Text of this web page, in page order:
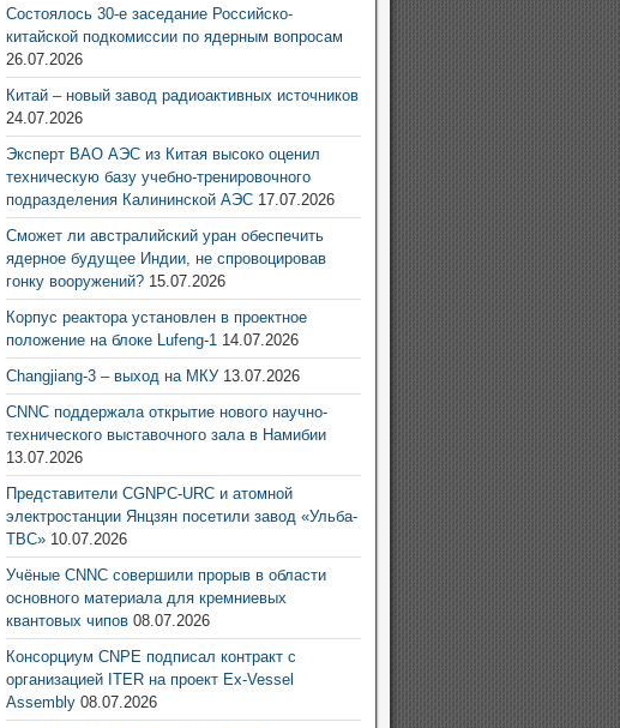
Состоялось 30-е заседание Российско-
китайской подкомиссии по ядерным вопросам
26.07.2026
Китай – новый завод радиоактивных источников
24.07.2026
Эксперт ВАО АЭС из Китая высоко оценил
техническую базу учебно-тренировочного
подразделения Калининской АЭС 17.07.2026
Сможет ли австралийский уран обеспечить
ядерное будущее Индии, не спровоцировав
гонку вооружений? 15.07.2026
Корпус реактора установлен в проектное
положение на блоке Lufeng-1 14.07.2026
Changjiang-3 – выход на МКУ 13.07.2026
CNNC поддержала открытие нового научно-
технического выставочного зала в Намибии
13.07.2026
Представители CGNPC-URC и атомной
электростанции Янцзян посетили завод «Ульба-
ТВС» 10.07.2026
Учёные CNNC совершили прорыв в области
основного материала для кремниевых
квантовых чипов 08.07.2026
Консорциум CNPE подписал контракт с
организацией ITER на проект Ex-Vessel
Assembly 08.07.2026